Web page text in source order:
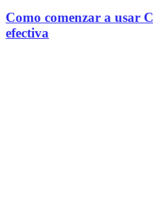
Como comenzar a usar
efectiva